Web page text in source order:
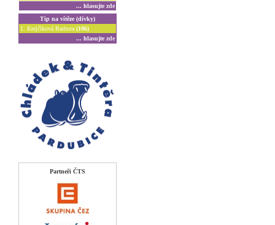
... hlasujte zde
Tip na vítěze (dívky)
1. Krejčíková Barbora (106)
... hlasujte zde
Partneři ČTS